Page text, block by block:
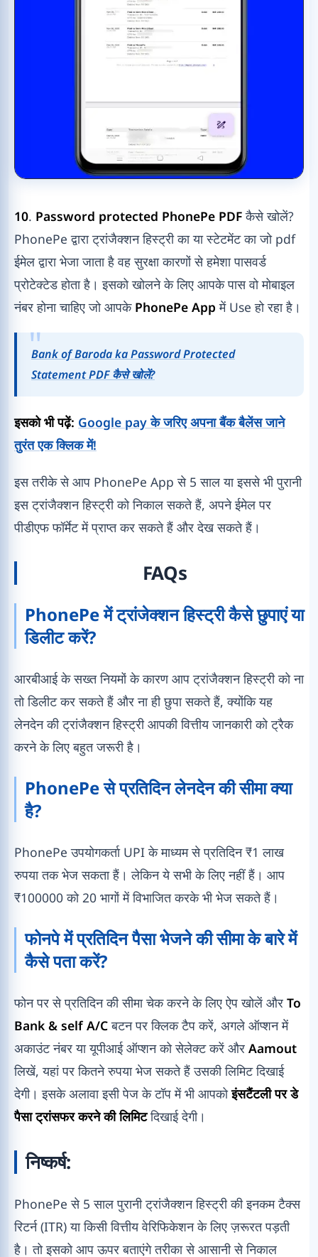
10. Password protected PhonePe PDFकैसे खोलें?
PhonePe द्वारा ट्रांजैक्शन हिस्ट्री का या स्टेटमेंट का जो pdf
ईमेल द्वारा भेजा जाता है वह सुरक्षा कारणों से हमेशा पासवर्ड
प्रोटेक्टेड होता है। इसको खोलने के लिए आपके पास वो मोबाइल
नंबर होना चाहिए जो आपके PhonePe App में Use हो रहा है।
Bank of Baroda ka Password Protected
Statement PDF कैसे खोलें?
इसको भी पढ़ें: Google pay के जरिए अपना बैंक बैलेंस जाने
तुरंत एक क्लिक में!
इस तरीके से आप PhonePe App से 5 साल या इससे भी पुरानी
इस ट्रांजैक्शन हिस्ट्री को निकाल सकते हैं, अपने ईमेल पर
पीडीएफ फॉर्मेट में प्राप्त कर सकते हैं और देख सकते हैं।
FAQs
PhonePe में ट्रांजेक्शन हिस्ट्री कैसे छुपाएं या
डिलीट करें?
आरबीआई के सख्त नियमों के कारण आप ट्रांजैक्शन हिस्ट्री को ना
तो डिलीट कर सकते हैं और ना ही छुपा सकते हैं, क्योंकि यह
लेनदेन की ट्रांजैक्शन हिस्ट्री आपकी वित्तीय जानकारी को ट्रैक
करने के लिए बहुत जरूरी है।
PhonePe से प्रतिदिन लेनदेन की सीमा क्या
है?
PhonePe उपयोगकर्ता UPI के माध्यम से प्रतिदिन ₹1 लाख
रुपया तक भेज सकता हैं। लेकिन ये सभी के लिए नहीं हैं। आप
₹100000 को 20 भागों में विभाजित करके भी भेज सकते हैं।
फोनपे में प्रतिदिन पैसा भेजने की सीमा के बारे में
कैसे पता करें?
फोन पर से प्रतिदिन की सीमा चेक करने के लिए ऐप खोलें और To
Bank & self A/Cबटन पर क्लिक टैप करें, अगले ऑप्शन में
अकाउंट नंबर या यूपीआई ऑप्शन को सेलेक्ट करें और Aamout
लिखें, यहां पर कितने रुपया भेज सकते हैं उसकी लिमिट दिखाई
देगी। इसके अलावा इसी पेज के टॉप में भी आपकोइंसटैंटली पर डे
पैसा ट्रांसफर करने की लिमिटदिखाई देगी।
निष्कर्ष:
PhonePe से 5 साल पुरानी ट्रांजैक्शन हिस्ट्री की इनकम टैक्स
रिटर्न (ITR) या किसी वित्तीय वेरिफिकेशन के लिए ज़रूरत पड़ती
है। तो इसको आप ऊपर बताएंगे तरीका से आसानी से निकाल